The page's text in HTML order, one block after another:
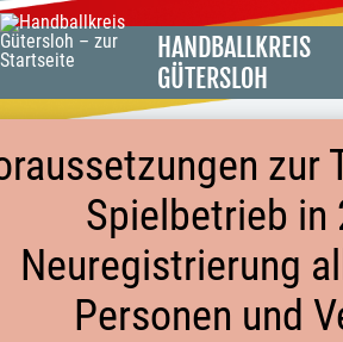
HANDBALLKREIS
GÜTERSLOH
KARTENVORVERKAUF
2023
zur
Spielbetrieb in
Neuregistrierung
Personen und